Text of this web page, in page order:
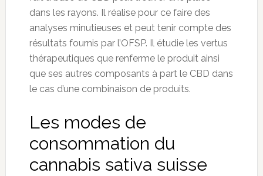
dans les rayons. Il réalise pour ce faire des
analyses minutieuses et peut tenir compte des
résultats fournis par l’OFSP. Il étudie les vertus
thérapeutiques que renferme le produit ainsi
que ses autres composants à part le CBD dans
le cas d’une combinaison de produits.
Les modes de
consommation du
cannabis sativa suisse